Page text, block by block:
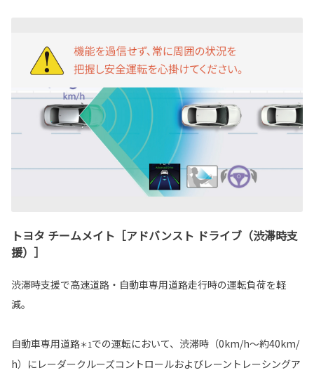
トヨタ チームメイト［アドバンスト ドライブ（渋滞時支
援）］
渋滞時支援で高速道路・自動車専用道路走行時の運転負荷を軽
減。
自動車専用道路＊1での運転において、渋滞時（0km/h～約40km/
h）にレーダークルーズコントロールおよびレーントレーシングア